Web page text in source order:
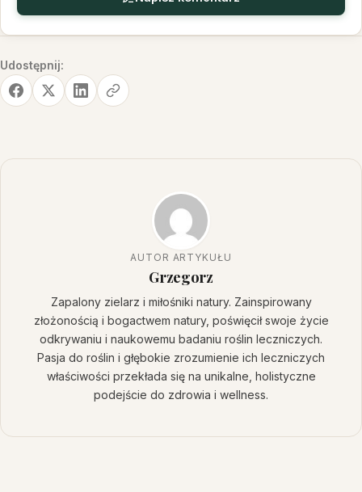
Udostępnij:
AUTOR ARTYKUŁU
Grzegorz
Zapalony zielarz i miłośniki natury. Zainspirowany
złożonością i bogactwem natury, poświęcił swoje życie
odkrywaniu i naukowemu badaniu roślin leczniczych.
Pasja do roślin i głębokie zrozumienie ich leczniczych
właściwości przekłada się na unikalne, holistyczne
podejście do zdrowia i wellness.